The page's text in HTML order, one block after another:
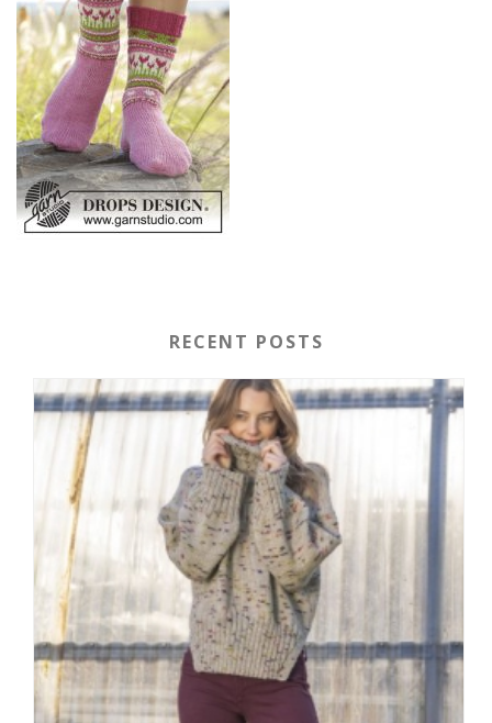
RECENT POSTS